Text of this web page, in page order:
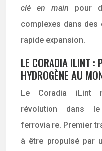
clé en main pour
complexes dans des
rapide expansion.
LE CORADIA ILINT :
HYDROGÈNE AU
Le Coradia iLint
révolution dans
ferroviaire. Premier
à être propulsé par